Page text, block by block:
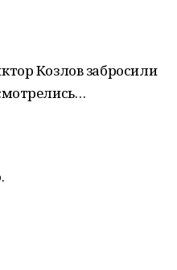
Козлов забросили